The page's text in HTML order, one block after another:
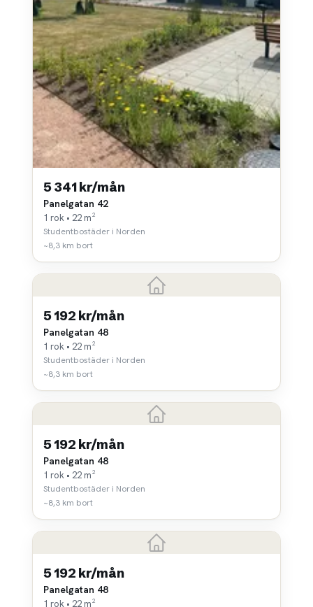
5 341 kr/mån
Panelgatan 42
1 rok • 22 m²
Studentbostäder i Norden
~8,3 km bort
5 192 kr/mån
Panelgatan 48
1 rok • 22 m²
Studentbostäder i Norden
~8,3 km bort
5 192 kr/mån
Panelgatan 48
1 rok • 22 m²
Studentbostäder i Norden
~8,3 km bort
5 192 kr/mån
Panelgatan 48
1 rok • 22 m²